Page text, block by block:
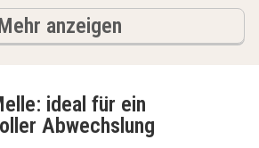
anzeigen
ideal für ein
Abwechslung